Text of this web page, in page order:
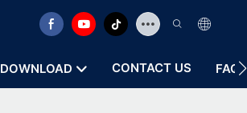
DOWNLOAD CONTACT US FAQ